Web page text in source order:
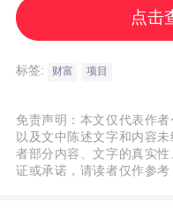
上升，相信会支撑
免责声明：本文
实。
点击
标签: 财富 项目
免责声明：本文仅代表作
以及文中陈述文字和内容
者部分内容、文字的真实
证或承诺，请读者仅作参考